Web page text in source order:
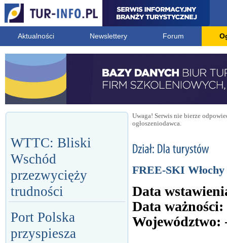
Aktualności Newslettery Forum
WTTC: Bliski
Wschód
przezwycięży
trudności
Port Polska
przyspiesza
Uwaga! Serwis nie bierze
ogłoszeniodawca.
FREE-SKI
Data
Data ważności:
Województwo: